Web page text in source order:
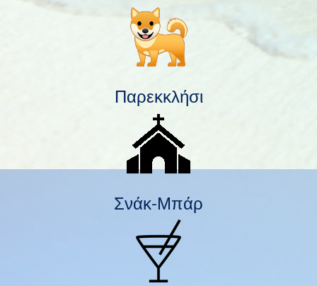
Παρεκκλήσι
Σνάκ-Μπάρ